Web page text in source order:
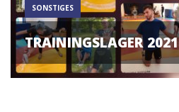
SONSTIGES
TRAININGSLAGER 2021